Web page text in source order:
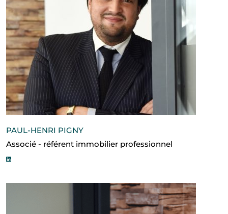
PAUL-HENRI PIGNY
Associé - référent immobilier professionnel